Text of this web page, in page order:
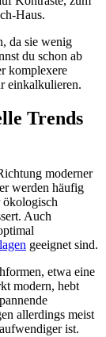
Haus.
da sie wenig
du schon ab
komplexere
einkalkulieren.
Trends
moderner
werden häufig
Auch
geeignet sind.
etwa eine
modern, hebt
allerdings meist
ist.